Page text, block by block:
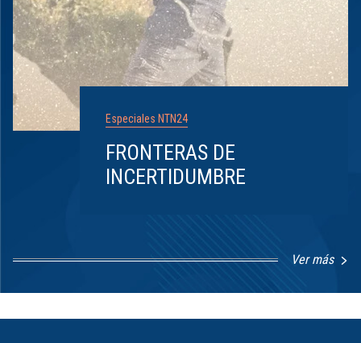
Especiales NTN24
FRONTERAS DE
INCERTIDUMBRE
Ver más
1
8